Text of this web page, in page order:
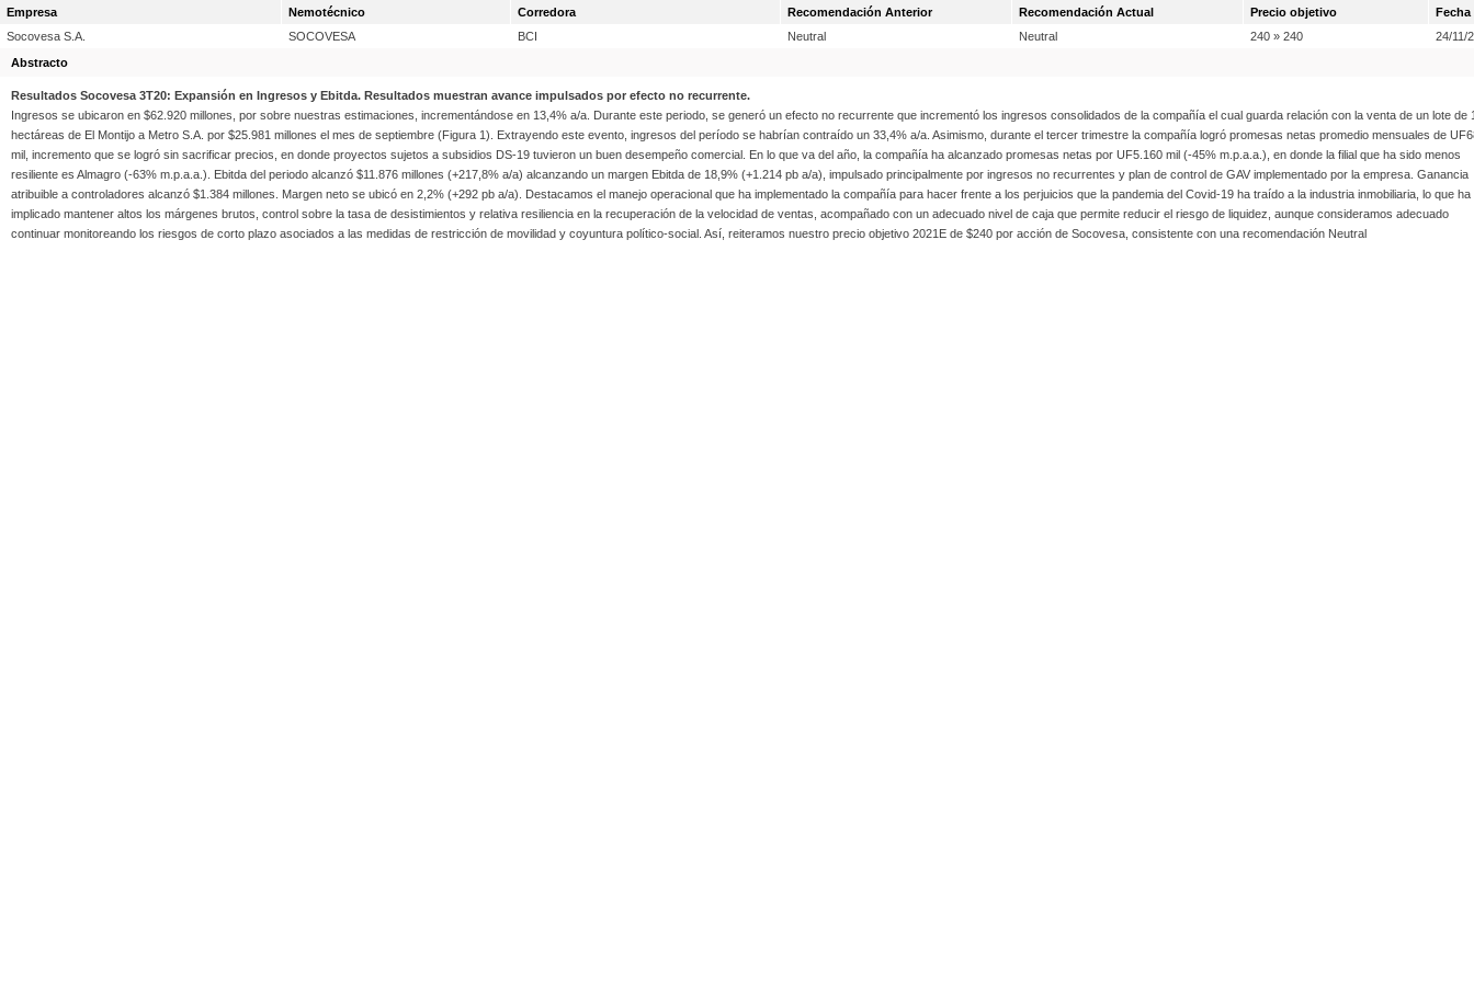
Empresa Nemotécnico Corredora Recomendación Anterior Recomendación Actual Precio objetivo
Fecha
Socovesa S.A.
SOCOVESA BCI Neutral Neutral 240 » 240
24/11/
Abstracto
Resultados Socovesa 3T20: Expansión en Ingresos y Ebitda. Resultados muestran avance impulsados por efecto no recurrente.
Ingresos se ubicaron en $62.920 millones, por sobre nuestras estimaciones, incrementándose en 13,4% a/a. Durante este periodo, se generó un efecto no recurrente que incrementó los ingresos consolidados de la compañía el cual guarda relación con la venta de un lote de
hectáreas de El Montijo a Metro S.A. por $25.981 millones el mes de septiembre (Figura 1). Extrayendo este evento, ingresos del período se habrían contraído un 33,4% a/a. Asimismo, durante el tercer trimestre la compañía logró promesas netas promedio mensuales de
mil, incremento que se logró sin sacrificar precios, en donde proyectos sujetos a subsidios DS-19 tuvieron un buen desempeño comercial. En lo que va del año, la compañía ha alcanzado promesas netas por UF5.160 mil (-45% m.p.a.a.), en donde la filial que ha sido menos
resiliente es Almagro (-63% m.p.a.a.). Ebitda del periodo alcanzó $11.876 millones (+217,8% a/a) alcanzando un margen Ebitda de 18,9% (+1.214 pb a/a), impulsado principalmente por ingresos no recurrentes y plan de control de GAV implementado por la empresa. Ganancia
atribuible a controladores alcanzó $1.384 millones. Margen neto se ubicó en 2,2% (+292 pb a/a). Destacamos el manejo operacional que ha implementado la compañía para hacer frente a los perjuicios que la pandemia del Covid-19 ha traído a la industria inmobiliaria, lo que ha
implicado mantener altos los márgenes brutos, control sobre la tasa de desistimientos y relativa resiliencia en la recuperación de la velocidad de ventas, acompañado con un adecuado nivel de caja que permite reducir el riesgo de liquidez, aunque consideramos adecuado
continuar monitoreando los riesgos de corto plazo asociados a las medidas de restricción de movilidad y coyuntura político-social. Así, reiteramos nuestro precio objetivo 2021E de $240 por acción de Socovesa, consistente con una recomendación Neutral